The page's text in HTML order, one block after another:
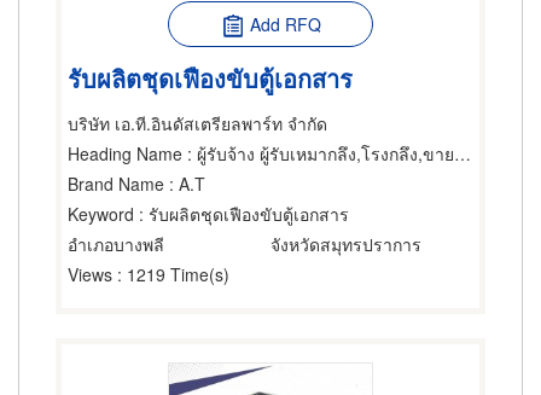
Add RFQ
รับผลิตชุดเฟืองขับตู้เอกสาร
บริษัท เอ.ที.อินดัสเตรียลพาร์ท จำกัด
Heading Name : ผู้รับจ้าง ผู้รับเหมากลึง,โรงกลึง,ขายส่งและผู้ผลิตอุปกรณ์และอะไหล่รถจักรยานยนต์และรถสกูตเตอร์
Brand Name : A.T
Keyword : รับผลิตชุดเฟืองขับตู้เอกสาร
อำเภอบางพลี
จังหวัดสมุทรปราการ
Views : 1219 Time(s)